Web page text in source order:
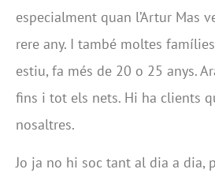
especialment quan l’Artur Mas
rere any. I també moltes
estiu, fa més de 20 o 25 anys.
fins i tot els nets. Hi ha clients
nosaltres.
Jo ja no hi soc tant al dia a dia,